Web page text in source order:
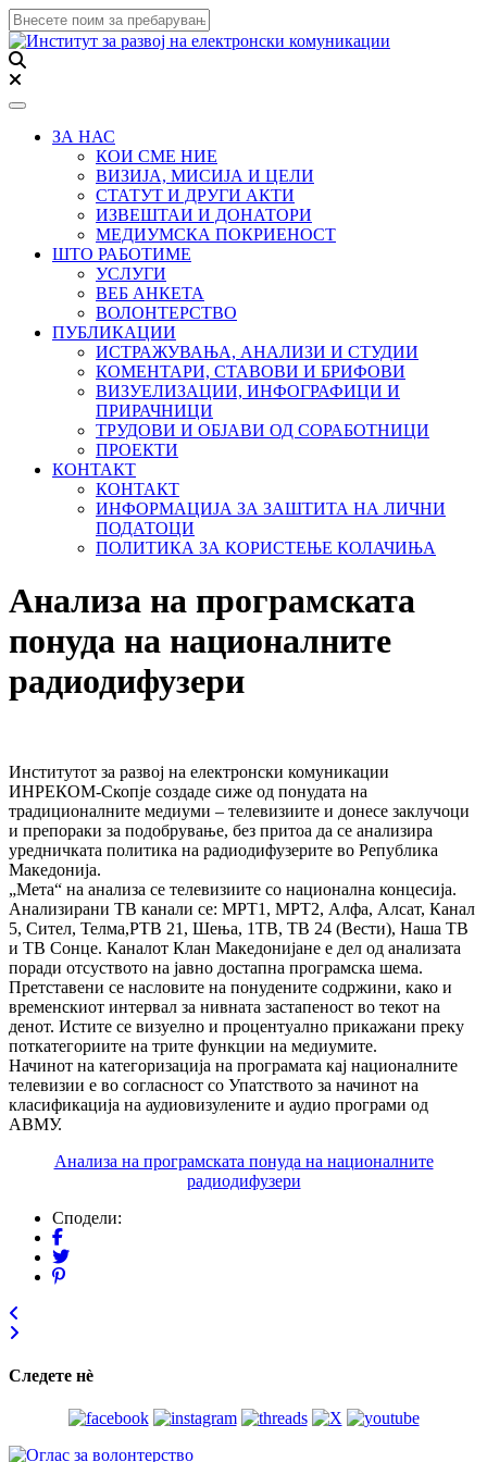
Toggle navigation
ЗА НАС
КОИ СМЕ НИЕ
ВИЗИЈА, МИСИЈА И ЦЕЛИ
СТАТУТ И ДРУГИ АКТИ
ИЗВЕШТАИ И ДОНАТОРИ
МЕДИУМСКА ПОКРИЕНОСТ
ШТО РАБОТИМЕ
УСЛУГИ
ВЕБ АНКЕТА
ВОЛОНТЕРСТВО
ПУБЛИКАЦИИ
ИСТРАЖУВАЊА, АНАЛИЗИ И СТУДИИ
КОМЕНТАРИ, СТАВОВИ И БРИФОВИ
ВИЗУЕЛИЗАЦИИ, ИНФОГРАФИЦИ И
ПРИРАЧНИЦИ
ТРУДОВИ И ОБЈАВИ ОД СОРАБОТНИЦИ
ПРОЕКТИ
КОНТАКТ
КОНТАКТ
ИНФОРМАЦИЈА ЗА ЗАШТИТА НА ЛИЧНИ
ПОДАТОЦИ
ПОЛИТИКА ЗА КОРИСТЕЊЕ КОЛАЧИЊА
Анализа на програмската
понуда на националните
радиодифузери
Институтот за развој на електронски комуникации
ИНРЕКОМ-Скопје создаде сиже од понудата на
традиционалните медиуми – телевизиите и донесе заклучоци
и препораки за подобрување, без притоа да се анализира
уредничката политика на радиодифузерите во Република
Македонија.
„Мета“ на анализа се телевизиите со национална концесија.
Анализирани ТВ канали се: МРТ1, МРТ2, Алфа, Алсат, Канал
5, Сител, Телма,РТВ 21, Шења, 1ТВ, ТВ 24 (Вести), Наша ТВ
и ТВ Сонце. Каналот Клан Македонијане е дел од анализата
поради отсуството на јавно достапна програмска шема.
Претставени се насловите на понудените содржини, како и
временскиот интервал за нивната застапеност во текот на
денот. Истите се визуелно и процентуално прикажани преку
поткатегориите на трите функции на медиумите.
Начинот на категоризација на програмата кај националните
телевизии е во согласност со Упатството за начинот на
класификација на аудиовизулените и аудио програми од
АВМУ.
Анализа на програмската понуда на националните
радиодифузери
Сподели:
Следете нѐ